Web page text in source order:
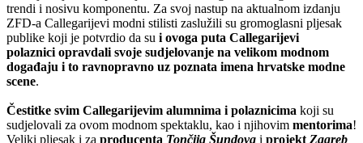
trendi i nosivu komponentu. Za svoj nastup na aktualnom izdanju
ZFD-a Callegarijevi modni stilisti zaslužili su gromoglasni pljesak
publike koji je potvrdio da su i ovoga puta Callegarijevi
polaznici opravdali svoje sudjelovanje na velikom modnom
događaju i to ravnopravno uz poznata imena hrvatske modne
scene.
Čestitke svim Callegarijevim alumnima i polaznicima koji su
sudjelovali za ovom modnom spektaklu, kao i njihovim mentorima!
Veliki pljesak i za producenta Tončija Šundova i projekt Zagreb